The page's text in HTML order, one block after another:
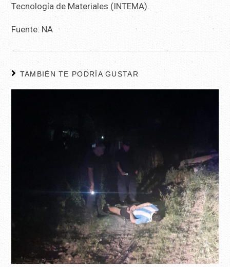
Tecnología de Materiales (INTEMA).
Fuente: NA
TAMBIÉN TE PODRÍA GUSTAR